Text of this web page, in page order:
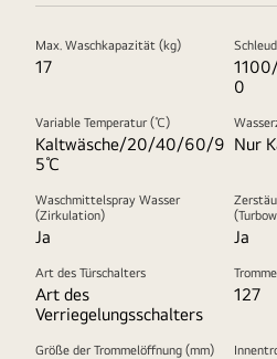
Max. Waschkapazität (kg)
17
0
Variable Temperatur (℃)
Kaltwäsche/20/40/60/9
5℃
Nur
Waschmittelspray Wasser
(Zirkulation)
Ja Ja
Art des Türschalters
Art des
Verriegelungsschalters
127
Größe der Trommelöffnung (mm)